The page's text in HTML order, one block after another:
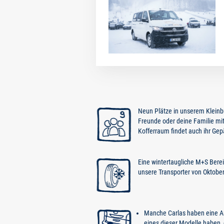
Neun Plätze in unserem
Freunde oder deine Familie
Kofferraum findet auch ihr
Eine wintertaugliche M+S
unsere Transporter von
Manche Carlas haben eine